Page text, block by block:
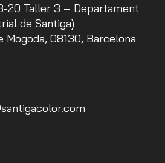
20 Taller 3 – Departament
de Santiga)
Mogoda, 08130, Barcelona
santigacolor.com